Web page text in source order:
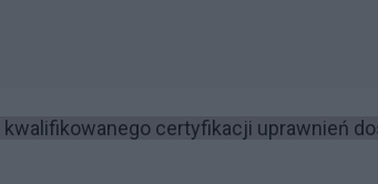
certyfikacji uprawnień